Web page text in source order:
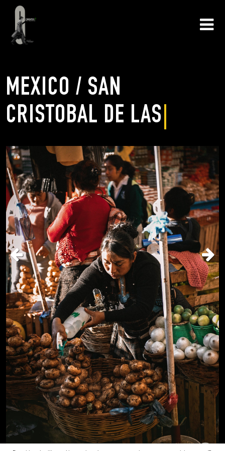
MEXICO / SAN
CRISTOBAL DE LAS C